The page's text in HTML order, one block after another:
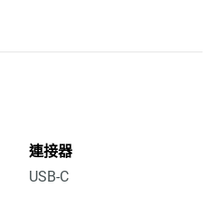
連接器
USB-C